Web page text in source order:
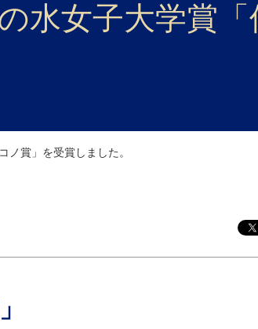
水女子大学賞「
賞」を受賞しました。